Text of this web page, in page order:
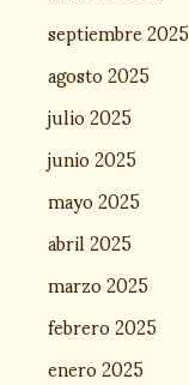
septiembre 2025
agosto 2025
julio 2025
junio 2025
mayo 2025
abril 2025
marzo 2025
febrero 2025
enero 2025